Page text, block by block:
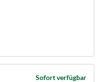
Sofort verfügbar